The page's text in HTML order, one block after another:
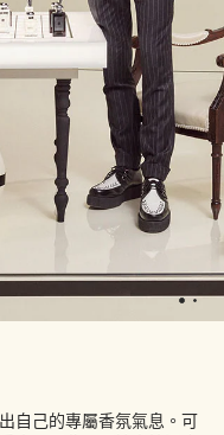
自己的專屬香氛氣息。可